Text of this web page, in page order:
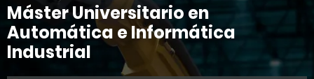
Máster Universitario en
Automática e Informática
Industrial